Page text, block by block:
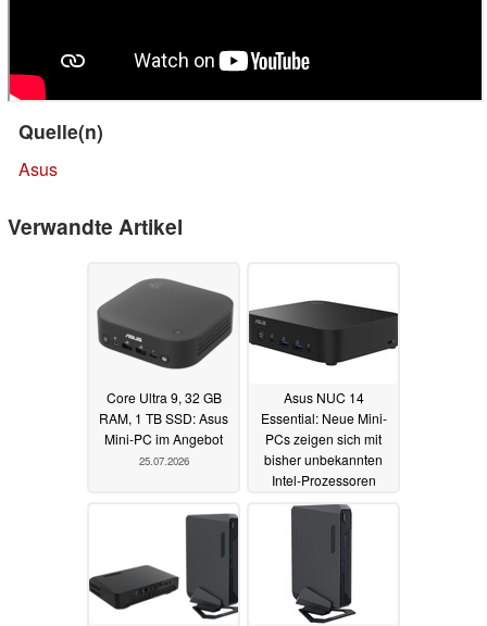
Quelle(n)
Asus
Verwandte Artikel
Core Ultra 9, 32 GB
RAM, 1 TB SSD: Asus
Mini-PC im Angebot
25.07.2026
Asus NUC 14
Essential: Neue Mini-
PCs zeigen sich mit
bisher unbekannten
Intel-Prozessoren
29.10.2024